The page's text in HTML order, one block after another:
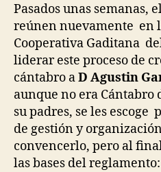
Pasados unas semanas,
reúnen nuevamente en
Cooperativa Gaditana
liderar este proceso de
cántabro aD Agustin
aunque no era
su padres, se les escoge
de gestión y
convencerlo, pero al
las bases del reglamento: